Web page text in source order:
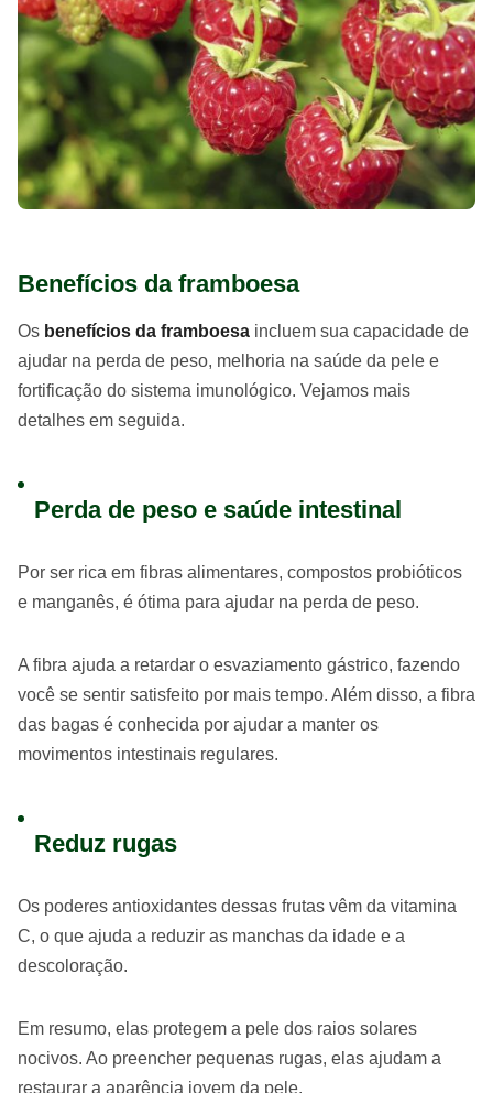
Benefícios da framboesa
Os benefícios da framboesa incluem sua capacidade de
ajudar na perda de peso, melhoria na saúde da pele e
fortificação do sistema imunológico. Vejamos mais
detalhes em seguida.
Perda de peso e saúde intestinal
Por ser rica em fibras alimentares, compostos probióticos
e manganês, é ótima para ajudar na perda de peso.
A fibra ajuda a retardar o esvaziamento gástrico, fazendo
você se sentir satisfeito por mais tempo. Além disso, a fibra
das bagas é conhecida por ajudar a manter os
movimentos intestinais regulares.
Reduz rugas
Os poderes antioxidantes dessas frutas vêm da vitamina
C, o que ajuda a reduzir as manchas da idade e a
descoloração.
Em resumo, elas protegem a pele dos raios solares
nocivos. Ao preencher pequenas rugas, elas ajudam a
restaurar a aparência jovem da pele.